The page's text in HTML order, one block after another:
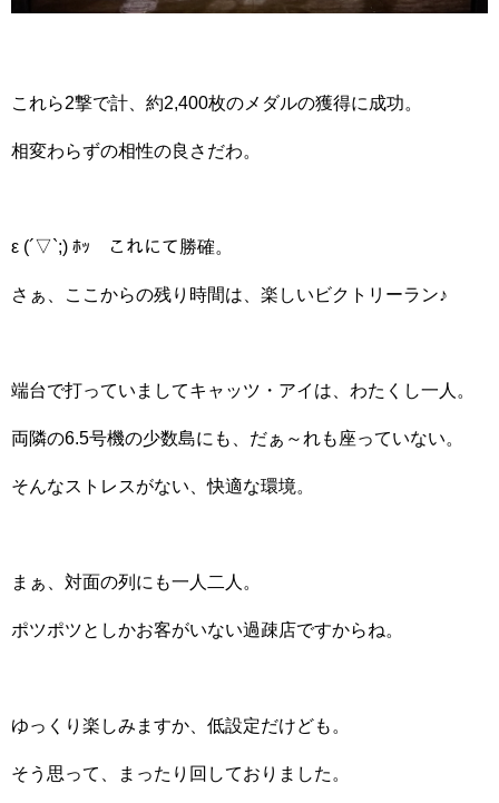
これら2撃で計、約2,400枚のメダルの獲得に成功。
相変わらずの相性の良さだわ。
ε (´▽`;) ﾎｯ これにて勝確。
さぁ、ここからの残り時間は、楽しいビクトリーラン♪
端台で打っていましてキャッツ・アイは、わたくし一人。
両隣の6.5号機の少数島にも、だぁ～れも座っていない。
そんなストレスがない、快適な環境。
まぁ、対面の列にも一人二人。
ポツポツとしかお客がいない過疎店ですからね。
ゆっくり楽しみますか、低設定だけども。
そう思って、まったり回しておりました。